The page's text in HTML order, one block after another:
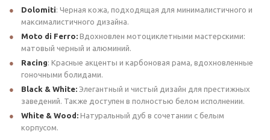
Dolomiti: Черная кожа, подходящая для минималистичного и
максималистичного дизайна.
Moto di Ferro: Вдохновлен мотоциклетными мастерскими:
матовый черный и алюминий.
Racing: Красные акценты и карбоновая рама, вдохновленные
гоночными болидами.
Black & White: Элегантный и чистый дизайн для престижных
заведений. Также доступен в полностью белом исполнении.
White & Wood: Натуральный дуб в сочетании с белым
корпусом.